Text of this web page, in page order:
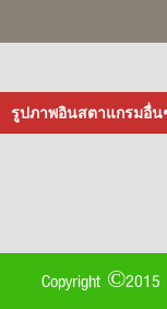
รูปภาพอินสตาแกรมอื่น
Copyright ©2015